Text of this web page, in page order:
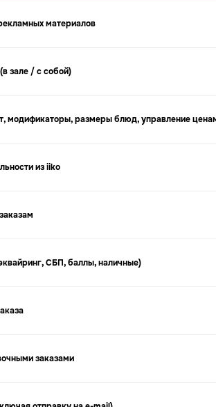
материалов
зале / с собой)
модификаторы, размеры блюд, управление
из iiko
СБП, баллы, наличные)
заказами